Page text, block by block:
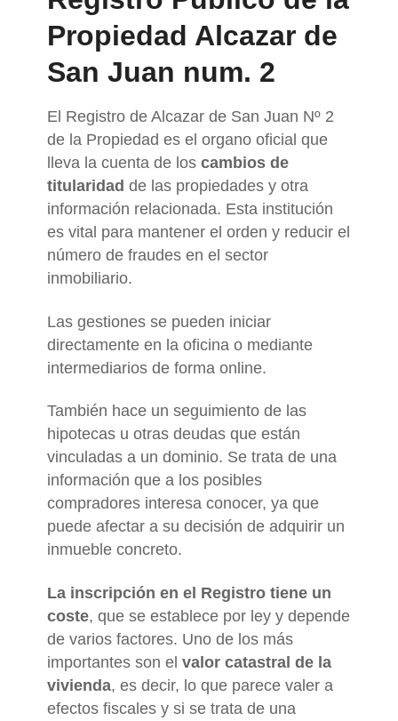
Propiedad Alcazar de
San Juan num. 2
El Registro de Alcazar de San Juan Nº 2
de la Propiedad es el organo oficial que
lleva la cuenta de los cambios de
titularidad de las propiedades y otra
información relacionada. Esta institución
es vital para mantener el orden y reducir el
número de fraudes en el sector
inmobiliario.
Las gestiones se pueden iniciar
directamente en la oficina o mediante
intermediarios de forma online.
También hace un seguimiento de las
hipotecas u otras deudas que están
vinculadas a un dominio. Se trata de una
información que a los posibles
compradores interesa conocer, ya que
puede afectar a su decisión de adquirir un
inmueble concreto.
La inscripción en el Registro tiene un
coste, que se establece por ley y depende
de varios factores. Uno de los más
importantes son el valor catastral de la
vivienda, es decir, lo que parece valer a
efectos fiscales y si se trata de una